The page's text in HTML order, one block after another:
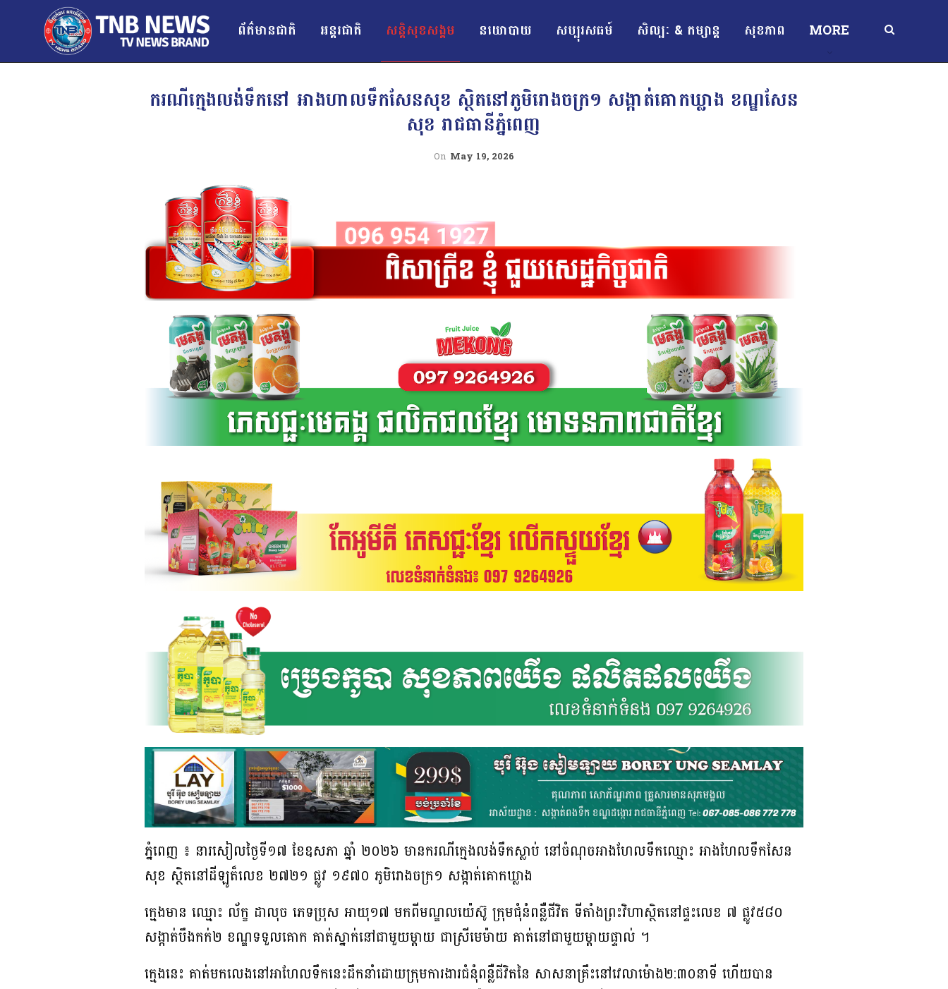
ព័ត៌មានជាតិ អន្ដរជាតិ សន្តិសុខសង្គម នយោបាយ សប្បុរសធម៍ សិល្បៈ & កម្សាន្ត សុខភាព MORE
ករណីក្មេងលង់ទឹកនៅ អាងហាលទឹកសែនសុខ ស្ថិតនៅភូមិរោងចក្រ១ សង្កាត់គោកឃ្លាង ខណ្ឌសែន
សុខ រាជធានីភ្នំពេញ
On May 19, 2026
ភ្នំពេញ ៖ នារសៀលថ្ងៃទី១៧ ខែឧសភា ឆ្នាំ ២០២៦ មានករណីក្មេងលង់ទឹកស្លាប់ នៅចំណុចអាងហែលទឹកឈ្មោះ អាងហែលទឹកសែន
សុខ ស្ថិតនៅដីឡូត៏លេខ ២៧២១ ផ្លូវ ១៩៧០ ភូមិរោងចក្រ១ សង្កាត់គោកឃ្លាង
ក្មេងមាន ឈ្មោះ ល័ក្ខ ដាលុច ភេទប្រុស អាយុ១៧ មកពីមណ្ឌលយ៉េស៊ូ ក្រុមជុំនំពន្លឺជីវិត ទីតាំងព្រះវិហាស្ថិតនៅផ្ទះលេខ ៧ ផ្លូវ៥៨០
សង្កាត់បឹងកក់២ ខណ្ឌទទួលគោក គាត់ស្នាក់នៅជាមួយម្ដាយ ជាស្រីមេម៉ាយ គាត់នៅជាមួយម្ដាយផ្ទាល់ ។
ក្មេងនេះ គាត់មកលេងនៅអាហែលទឹកនេះដឹកនាំដោយក្រុមការងារជំនុំពន្លឺជីវិតនៃ សាសនាគ្រឹះនៅវេលាម៉ោង២:៣០នាទី ហើយបាន